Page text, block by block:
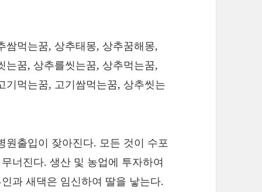
쌈먹는꿈, 상추태몽, 상추꿈해몽,
는꿈, 상추를씻는꿈, 상추먹는꿈,
기먹는꿈, 고기쌈먹는꿈, 상추씻는
출입이 잦아진다. 모든 것이 수포
너진다. 생산 및 농업에 투자하여
과 새댁은 임신하여 딸을 낳는다.